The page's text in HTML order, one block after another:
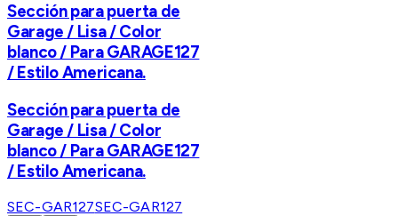
Sección para puerta de
Garage / Lisa / Color
blanco / Para GARAGE127
/ Estilo Americana.
Sección para puerta de
Garage / Lisa / Color
blanco / Para GARAGE127
/ Estilo Americana.
SEC-GAR127SEC-GAR127